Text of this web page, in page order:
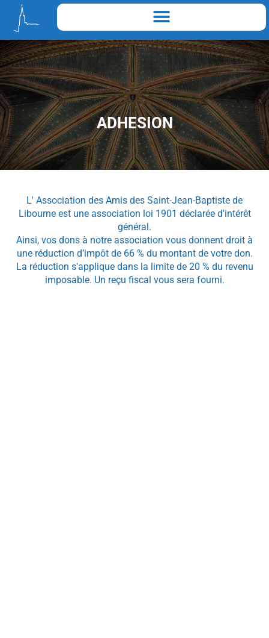
ADHESION
L' Association des Amis des Saint-Jean-Baptiste de
Libourne est une association loi 1901 déclarée d'intérêt
général.
Ainsi, vos dons à notre association vous donnent droit à
une réduction d’impôt de 66 % du montant de votre don.
La réduction s'applique dans la limite de 20 % du revenu
imposable. Un reçu fiscal vous sera fourni.